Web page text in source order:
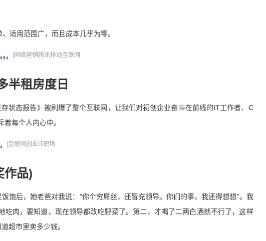
适用范围广，而且成本几乎为零。
网络营销腾讯移动互联网
半租房度日
状态报告》被刷爆了整个互联网，让我们对初创企业奋斗在前线的IT工作者、C
每个人内心中。
互联网创业 IT职场
作品)
饱后，她老爸对我说："你个穷屌丝，还冒充领导。你们的事，我还得想想”。我
肉，要知道，现在领导都改吃野菜了。第二，才喝了二两白酒就不行了，这样
超市里卖多少钱。